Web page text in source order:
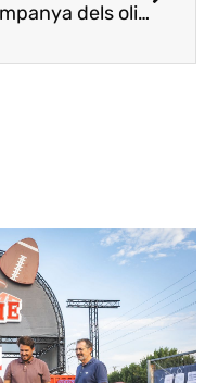
Campanya dels olis catalans amb DOP per implantar-se a l’hostaleria